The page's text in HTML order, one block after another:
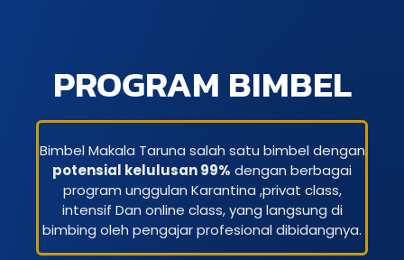
PROGRAM BIMBEL
Bimbel Makala Taruna salah satu bimbel dengan
potensial kelulusan 99% dengan berbagai
program unggulan Karantina ,privat class,
intensif Dan online class, yang langsung di
bimbing oleh pengajar profesional dibidangnya.